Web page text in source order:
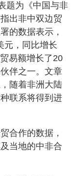
题为《中国与非
出非中双边贸
的数据表示，
元，同比增长
易额增长了20
伴之一。文章
随着非洲大陆
联系将得到进
合作的数据，
当地的中非合